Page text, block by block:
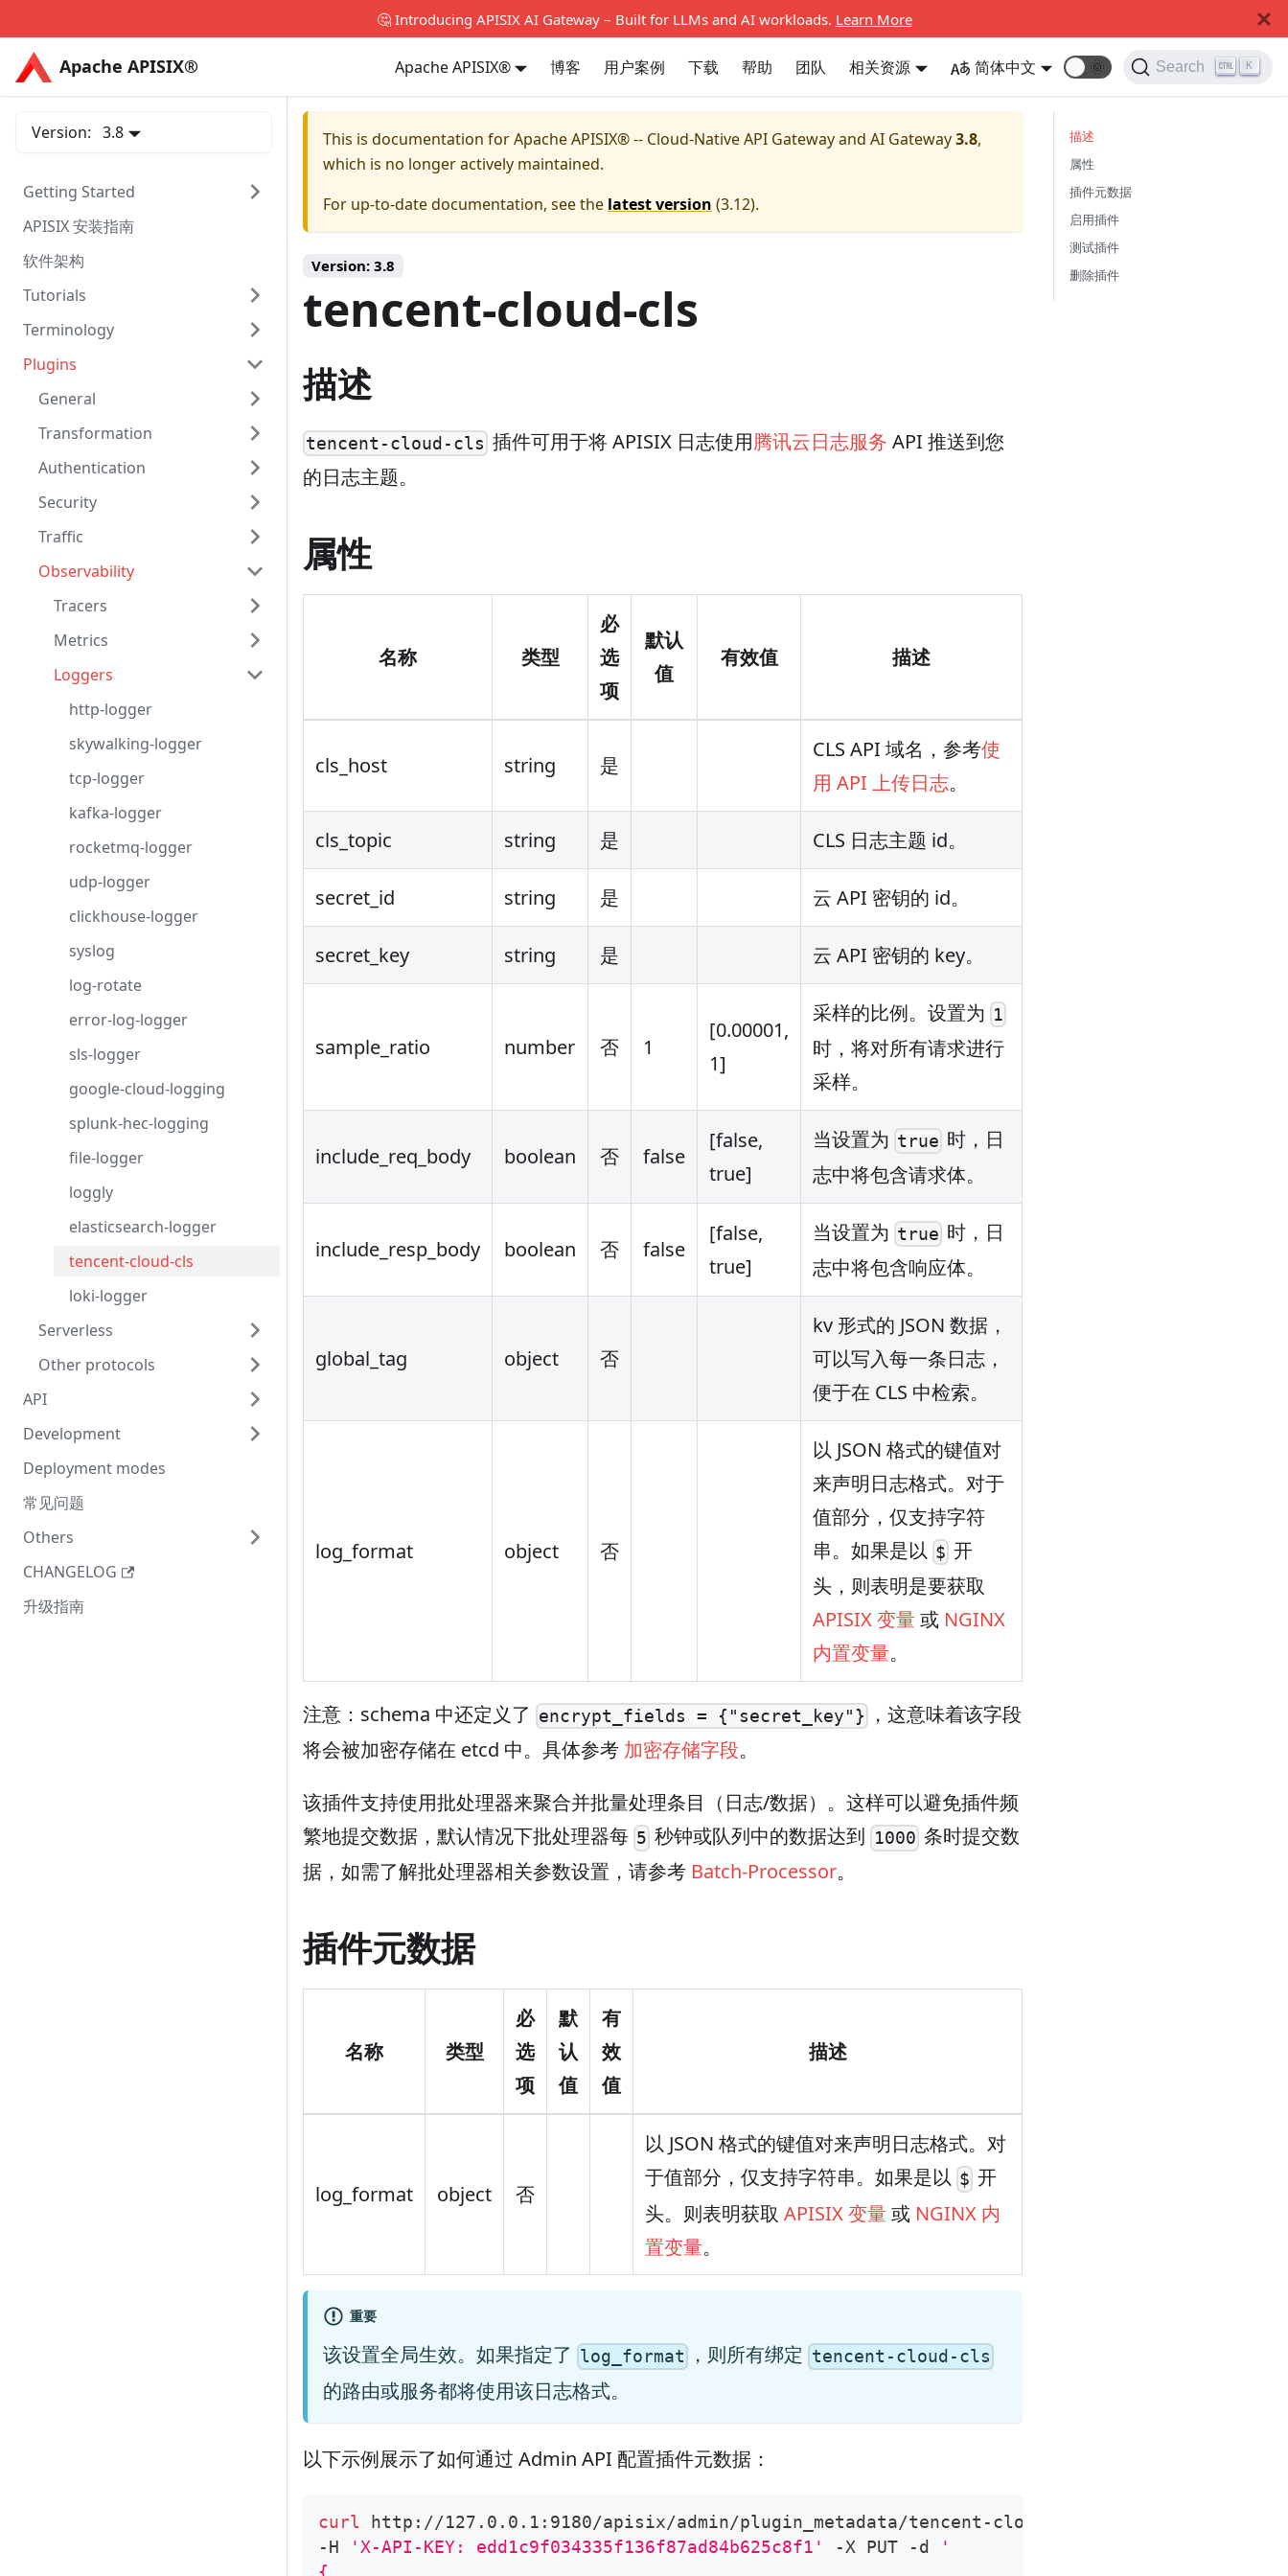
🤔 Introducing APISIX AI Gateway – Built for LLMs and AI workloads. Learn More
Apache APISIX® Apache APISIX® 博客 用户案例 下载 帮助 团队 相关资源 简体中文 🌞 Search K
Apache APISIX®
Version: 3.8
Getting Started
APISIX 安装指南
软件架构
Tutorials
Terminology
Plugins
General
Transformation
Authentication
Security
Traffic
Observability
Tracers
Metrics
Loggers
http-logger
skywalking-logger
tcp-logger
kafka-logger
rocketmq-logger
udp-logger
clickhouse-logger
syslog
log-rotate
error-log-logger
sls-logger
google-cloud-logging
splunk-hec-logging
file-logger
loggly
elasticsearch-logger
tencent-cloud-cls
loki-logger
Serverless
Other protocols
API
Development
Deployment modes
常见问题
Others
CHANGELOG
升级指南
This is documentation forApache APISIX® -- Cloud-Native API Gateway and AI Gateway3.8,
which is no longer actively maintained.
For up-to-date documentation, see the latest version (3.12).
Version: 3.8
tencent-cloud-cls
描述
tencent-cloud-cls 插件可用于将 APISIX 日志使用腾讯云日志服务 API 推送到您
的日志主题。
属性
名称 类型
必
选
项
默认
值
有效值 描述
cls_host string 是
CLS API 域名，参考使
用 API 上传日志。
cls_topic string 是 CLS 日志主题 id。
secret_id string 是 云 API 密钥的 id。
secret_key string 是 云 API 密钥的 key。
sample_ratio number 否 1
[0.00001,
1]
采样的比例。设置为 1
时，将对所有请求进行
采样。
include_req_body boolean 否 false
[false,
true]
当设置为 true 时，日
志中将包含请求体。
include_resp_body boolean 否 false
[false,
true]
当设置为 true 时，日
志中将包含响应体。
global_tag object 否
kv 形式的 JSON 数据，
可以写入每一条日志，
便于在 CLS 中检索。
log_format object 否
以 JSON 格式的键值对
来声明日志格式。对于
值部分，仅支持字符
串。如果是以 $ 开
头，则表明是要获取
APISIX 变量或 NGINX
内置变量。
注意：schema 中还定义了 encrypt_fields = {"secret_key"}
，这意味着该字段
将会被加密存储在 etcd 中。具体参考 加密存储字段。
该插件支持使用批处理器来聚合并批量处理条目（日志/数据）。这样可以避免插件频
繁地提交数据，默认情况下批处理器每 5 秒钟或队列中的数据达到 1000条时提交数
据，如需了解批处理器相关参数设置，请参考 Batch-Processor。
插件元数据
名称 类型
必
选
项
默
认
值
有
效
值
描述
log_format object 否
以 JSON 格式的键值对来声明日志格式。对
于值部分，仅支持字符串。如果是以 $ 开
头。则表明获取 APISIX 变量或 NGINX 内
置变量。
重要
该设置全局生效。如果指定了 log_format ，则所有绑定 tencent-cloud-cls
的路由或服务都将使用该日志格式。
以下示例展示了如何通过 Admin API 配置插件元数据：
curl http://127.0.0.1:9180/apisix/admin/plugin_metadata/tencent-cloud-cls
-H
'X-API-KEY: edd1c9f034335f136f87ad84b625c8f1' -X PUT -d
'
{
描述
属性
插件元数据
启用插件
测试插件
删除插件